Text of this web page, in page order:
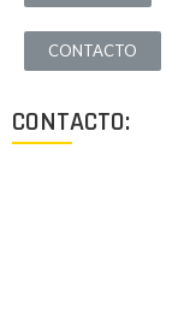
CONTACTO
CONTACTO: